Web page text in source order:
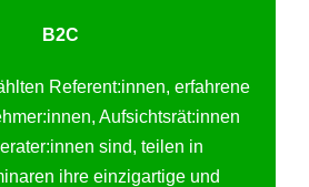
B2C
Referent:innen, erfahrene
Aufsichtsrät:innen
sind, teilen in
ihre einzigartige und